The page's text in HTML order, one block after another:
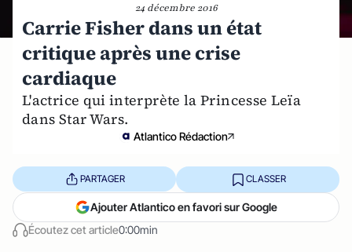
24 décembre 2016
Carrie Fisher dans un état
critique après une crise
cardiaque
L'actrice qui interprète la Princesse Leïa
dans Star Wars.
Atlantico Rédaction
Écoutez cet article0:00min
PARTAGER CLASSER
Ajouter Atlantico en favori sur Google